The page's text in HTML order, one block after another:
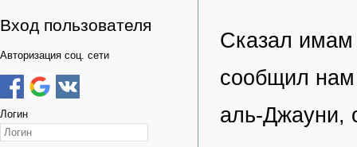
Вход пользователя
Авторизация соц. сети
Логин
Сказал имам
сообщил
аль-Джауни,